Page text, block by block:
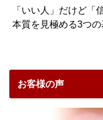
「いい人」だけど「
本質を見極める3つ
お客様の声